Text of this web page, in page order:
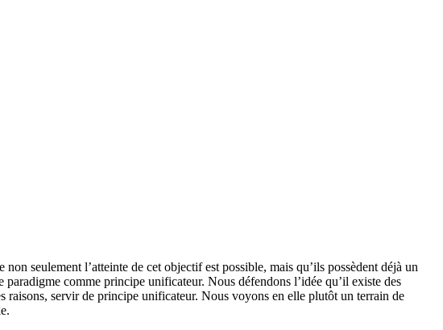
seulement l’atteinte de cet objectif est possible, mais qu’ils possèdent déjà un
comme principe unificateur. Nous défendons l’idée qu’il existe des
servir de principe unificateur. Nous voyons en elle plutôt un terrain de